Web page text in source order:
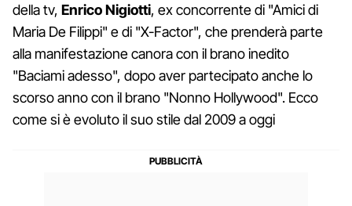
della tv, Enrico Nigiotti, ex concorrente di "Amici di
Maria De Filippi" e di "X-Factor", che prenderà parte
alla manifestazione canora con il brano inedito
"Baciami adesso", dopo aver partecipato anche lo
scorso anno con il brano "Nonno Hollywood". Ecco
come si è evoluto il suo stile dal 2009 a oggi